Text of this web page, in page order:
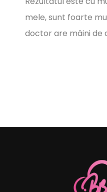
mele, sunt foarte
doctor are mâini de